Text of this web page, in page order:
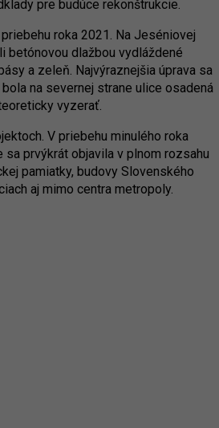
pre budúce rekonštrukcie.
roka 2021. Na Jeséniovej
betónovou dlažbou vydláždené
a zeleň. Najvýraznejšia úprava sa
na severnej strane ulice osadená
vyzerať.
V priebehu minulého roka
sa prvýkrát objavila v plnom rozsahu
pamiatky, budovy Slovenského
aj mimo centra metropoly.